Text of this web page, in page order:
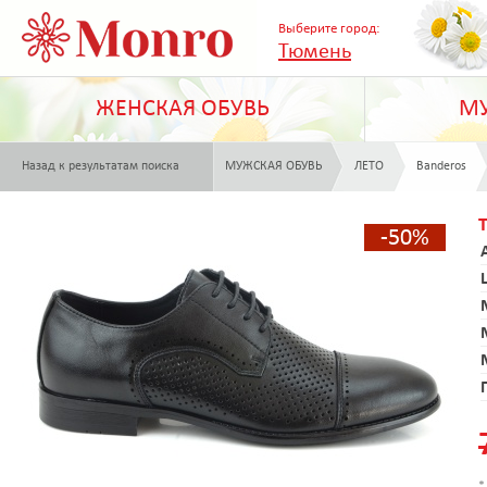
Выберите город:
Тюмень
ЖЕНСКАЯ ОБУВЬ
Назад к результатам поиска МУЖСКАЯ ОБУВЬ ЛЕТО Banderos
-50%